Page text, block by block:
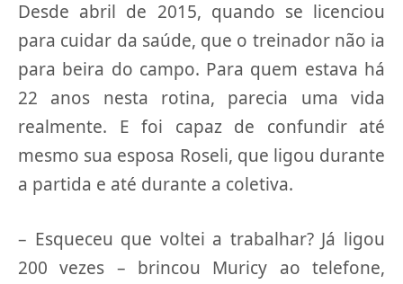
Desde abril de 2015, quando se licenciou
para cuidar da saúde, que o treinador não ia
para beira do campo. Para quem estava há
22 anos nesta rotina, parecia uma vida
realmente. E foi capaz de confundir até
mesmo sua esposa Roseli, que ligou durante
a partida e até durante a coletiva.
– Esqueceu que voltei a trabalhar? Já ligou
200 vezes – brincou Muricy ao telefone,